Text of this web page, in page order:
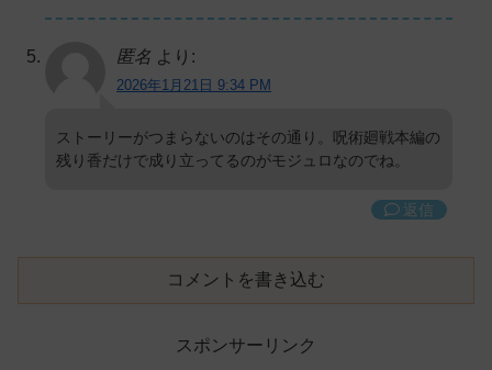
匿名 より:
2026年1月21日 9:34 PM
ストーリーがつまらないのはその通り。呪術廻戦本編の
残り香だけで成り立ってるのがモジュロなのでね。
返信
コメントを書き込む
スポンサーリンク